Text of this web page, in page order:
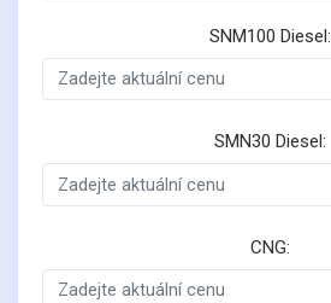
SNM100 Diesel:
SMN30 Diesel:
CNG: